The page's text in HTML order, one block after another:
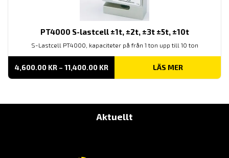
PT4000 S-lastcell ±1t, ±2t, ±3t ±5t, ±10t
S-Lastcell PT4000, kapaciteter på från 1 ton upp till 10 ton
4,600.00 KR – 11,400.00 KRPRISINTERVALL:
TILL
LÄS MER
Aktuellt